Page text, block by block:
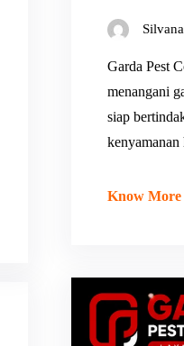
Garda Pest
menangani
siap
kenyamanan
Know More